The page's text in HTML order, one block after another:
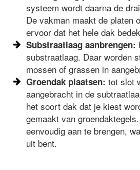
systeem wordt daarna de
De vakman maakt de platen
ervoor dat het hele dak
Substraatlaag aanbrengen:
substraatlaag. Daar worden
mossen of grassen in
Groendak plaatsen: tot slot
aangebracht in de
het soort dak dat je kiest
gemaakt van
eenvoudig aan te brengen,
uit bent.